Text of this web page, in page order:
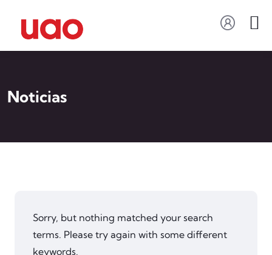
Noticias
Sorry, but nothing matched your search
terms. Please try again with some different
keywords.